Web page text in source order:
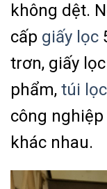
không dệt.
cấp giấy lọc
trơn, giấy
phẩm, túi
công
khác nhau.